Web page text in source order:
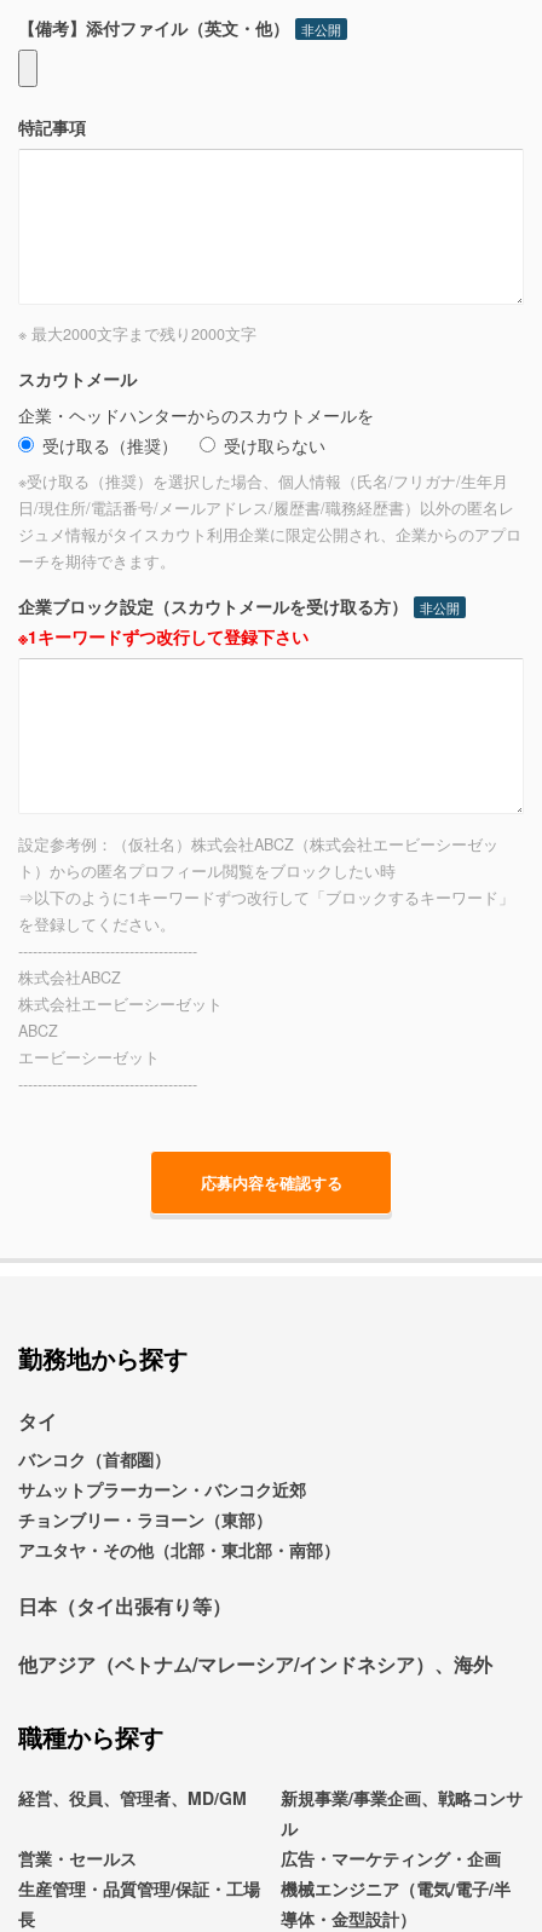
【備考】添付ファイル（英文・他） 非公開
特記事項
※ 最大2000文字まで残り2000文字
スカウトメール
企業・ヘッドハンターからのスカウトメールを
受け取る（推奨）
受け取らない
※受け取る（推奨）を選択した場合、個人情報（氏名/フリガナ/生年月
日/現住所/電話番号/メールアドレス/履歴書/職務経歴書）以外の匿名レ
ジュメ情報がタイスカウト利用企業に限定公開され、企業からのアプロ
ーチを期待できます。
企業ブロック設定（スカウトメールを受け取る方） 非公開
※1キーワードずつ改行して登録下さい
設定参考例：（仮社名）株式会社ABCZ（株式会社エービーシーゼッ
ト）からの匿名プロフィール閲覧をブロックしたい時
⇒以下のように1キーワードずつ改行して「ブロックするキーワード」
を登録してください。
-------------------------------------
株式会社ABCZ
株式会社エービーシーゼット
ABCZ
エービーシーゼット
-------------------------------------
勤務地から探す
タイ
バンコク（首都圏）
サムットプラーカーン・バンコク近郊
チョンブリー・ラヨーン（東部）
アユタヤ・その他（北部・東北部・南部）
日本（タイ出張有り等）
他アジア（ベトナム/マレーシア/インドネシア）、海外
職種から探す
経営、役員、管理者、MD/GM
新規事業/事業企画、戦略コンサ
ル
営業・セールス
広告・マーケティング・企画
生産管理・品質管理/保証・工場
長
機械エンジニア（電気/電子/半
導体・金型設計）